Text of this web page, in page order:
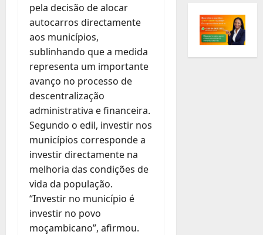
pela decisão de alocar
autocarros directamente
aos municípios,
sublinhando que a medida
representa um importante
avanço no processo de
descentralização
administrativa e financeira.
Segundo o edil, investir nos
municípios corresponde a
investir directamente na
melhoria das condições de
vida da população.
“Investir no município é
investir no povo
moçambicano”, afirmou.